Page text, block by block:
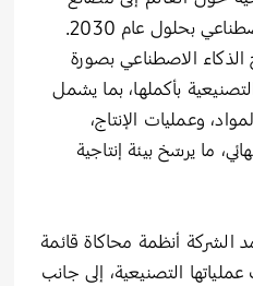
قائمة على تقنيات الذكاء الاصطناعي بحلول عام 2030.
الاصطناعي بصورة
بأكملها، بما يشمل
وعمليات الإنتاج،
ما يرسّخ بيئة إنتاجية
الشركة أنظمة محاكاة قائمة
التصنيعية، إلى جانب